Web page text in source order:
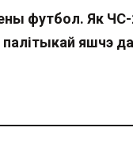
футбол. Як ЧС-
палітыкай яшчэ